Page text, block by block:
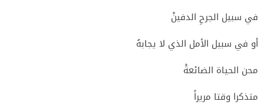
في سبيل الجرحِ الدفينْ
أو في سبيل الأمل الذي لا يجابهُ
محن الحياة الضائعةْ
متذكرا وقتا مريراً